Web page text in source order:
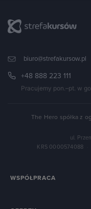
biuro@strefakursow.pl
+48 888 223 111
Pracujemy pon.–pt. w
The Hero spółka z
ul.
KRS 0000574088
WSPÓŁPRACA